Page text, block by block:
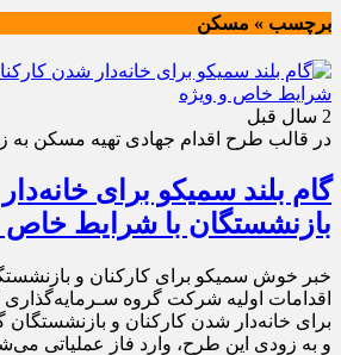
برچسب » مسکن
2 سال قبل
در قالب طرح اقدام جهادی تهیه مسکن به
گام بلند سمیکو برای
بازنشستگان با شرایط خاص
خبر خوش سمیکو برای کارکنان و
اقدامات اولیه شركت گروه سـرمایه‌گذاری
برای خانه‌دار شدن کارکنان و بازنشستگان
و به زودی این طرح، وارد فاز عملیاتی